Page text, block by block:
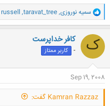
و
ا
ک
ن
ش
ه
ا
سمیه نوروزی,
taravat_tree
,
russell
ک کافر خداپرست
- کاربر ممتاز
Sep 19, 2008
Kamran Razzaz گفت: